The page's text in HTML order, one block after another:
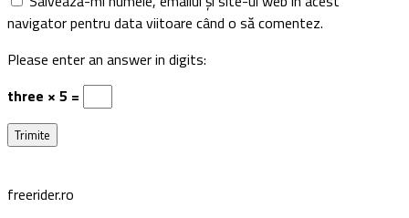
navigator pentru data viitoare când o să comentez.
Please enter an answer in digits:
three × 5 =
freerider.ro